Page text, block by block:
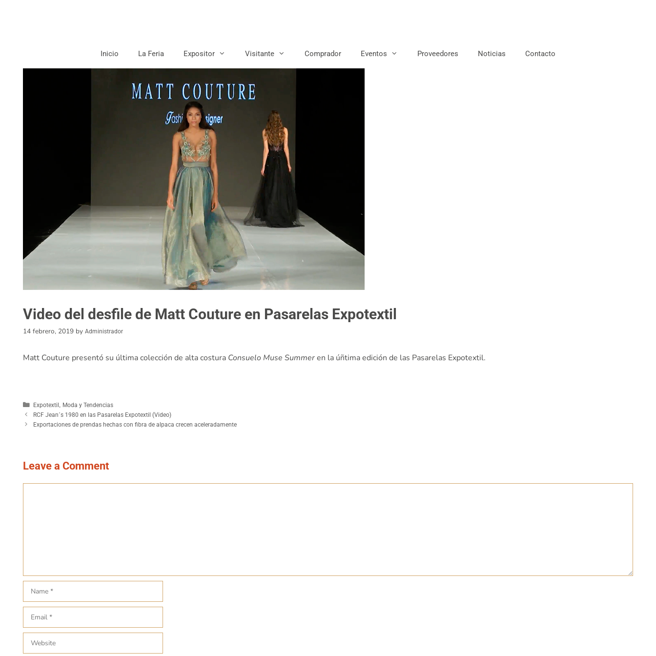
Inicio La Feria Expositor Visitante Comprador Eventos Proveedores Noticias Contacto
Video del desfile de Matt Couture en Pasarelas Expotextil
14 febrero, 2019 by Administrador
Matt Couture presentó su última colección de alta costura Consuelo Muse Summeren la úñtima edición de las Pasarelas Expotextil.
Expotextil , Moda y Tendencias
RCF Jean´s 1980 en las Pasarelas Expotextil (Video)
Exportaciones de prendas hechas con fibra de alpaca crecen aceleradamente
Leave a Comment